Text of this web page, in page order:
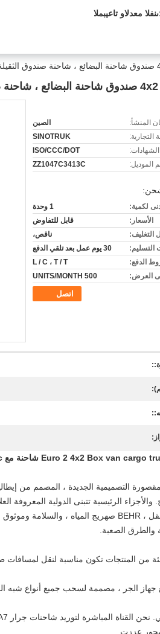
والدعم الفنى:
المنشأ:
الصين
التجارية:
SINOTRUK
الشهادات:
ISO/CCC/DOT
الموديل:
ZZ1047C3413C
لكمية:
1 وحدة
الأسعار:
قابل للتفاوض
التغليف:
ناقص،
التسليم:
30 يوم عمل بعد تلقي الدفع
الدفع:
L / C ، T / T
العرض:
500 UNITS/MONTH
اتصل
شاحنة مع
التصميمية الجديدة ، المصمم من
والطرق الصعبة.
من المنتجات تكون مناسبة لنقل لمسافات
الجر ، مصممة لسحب جميع أنواع شبه